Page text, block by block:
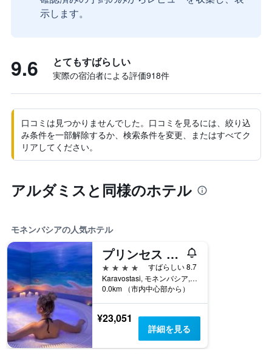
示します。
9.6 とてもすばらしい
実際の宿泊者による評価918​件
口コミは見つかりませんでした。口コミを見るには、絞り込
み条件を一部解除するか、検索条件を変更、またはすべてク
リアしてください。
アルダミスと同様のホテル
モネンバシアの人気ホテル
プリンセス Kyniska スイーツ
4つ星
すばらしい 8.7
Karavostasi, モネンバシア, ギリシャ
0.0km （市内中心部から）
¥23,051
詳細を見る